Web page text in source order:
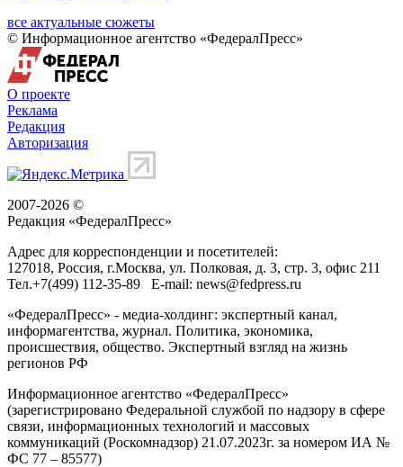
все актуальные сюжеты
© Информационное агентство «ФедералПресс»
О проекте
Реклама
Редакция
Авторизация
2007-2026 ©
Редакция «ФедералПресс»
Адрес для корреспонденции и посетителей:
127018, Россия, г.Москва, ул. Полковая, д. 3, стр. 3, офис 211
Тел.+7(499) 112-35-89 E-mail: news@fedpress.ru
«ФедералПресс» - медиа-холдинг: экспертный канал,
информагентства, журнал. Политика, экономика,
происшествия, общество. Экспертный взгляд на жизнь
регионов РФ
Информационное агентство «ФедералПресс»
(зарегистрировано Федеральной службой по надзору в сфере
связи, информационных технологий и массовых
коммуникаций (Роскомнадзор) 21.07.2023г. за номером ИА №
ФС 77 – 85577)